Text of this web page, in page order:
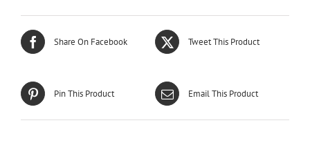
Share On Facebook Tweet This Product
Pin This Product Email This Product